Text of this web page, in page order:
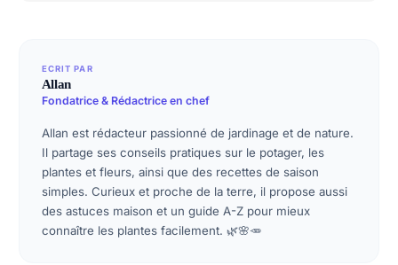
ECRIT PAR
Allan
Fondatrice & Rédactrice en chef
Allan est rédacteur passionné de jardinage et de nature.
Il partage ses conseils pratiques sur le potager, les
plantes et fleurs, ainsi que des recettes de saison
simples. Curieux et proche de la terre, il propose aussi
des astuces maison et un guide A-Z pour mieux
connaître les plantes facilement. 🌿🌸🥕